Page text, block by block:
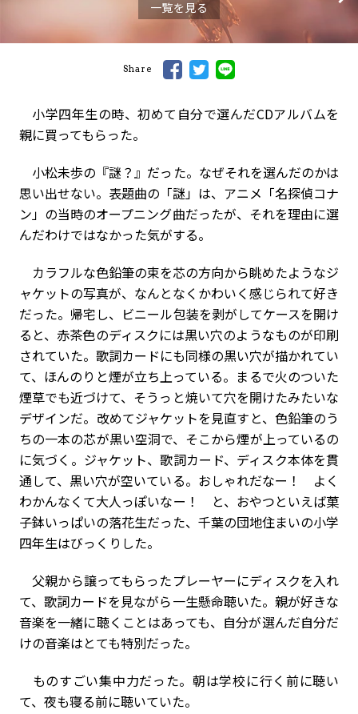
一覧を見る
Share
小学四年生の時、初めて自分で選んだCDアルバムを
親に買ってもらった。
小松未歩の『謎？』だった。なぜそれを選んだのかは
思い出せない。表題曲の「謎」は、アニメ「名探偵コナ
ン」の当時のオープニング曲だったが、それを理由に選
んだわけではなかった気がする。
カラフルな色鉛筆の束を芯の方向から眺めたようなジ
ャケットの写真が、なんとなくかわいく感じられて好き
だった。帰宅し、ビニール包装を剥がしてケースを開け
ると、赤茶色のディスクには黒い穴のようなものが印刷
されていた。歌詞カードにも同様の黒い穴が描かれてい
て、ほんのりと煙が立ち上っている。まるで火のついた
煙草でも近づけて、そうっと焼いて穴を開けたみたいな
デザインだ。改めてジャケットを見直すと、色鉛筆のう
ちの一本の芯が黒い空洞で、そこから煙が上っているの
に気づく。ジャケット、歌詞カード、ディスク本体を貫
通して、黒い穴が空いている。おしゃれだなー！ よく
わかんなくて大人っぽいなー！ と、おやつといえば菓
子鉢いっぱいの落花生だった、千葉の団地住まいの小学
四年生はびっくりした。
父親から譲ってもらったプレーヤーにディスクを入れ
て、歌詞カードを見ながら一生懸命聴いた。親が好きな
音楽を一緒に聴くことはあっても、自分が選んだ自分だ
けの音楽はとても特別だった。
ものすごい集中力だった。朝は学校に行く前に聴い
て、夜も寝る前に聴いていた。